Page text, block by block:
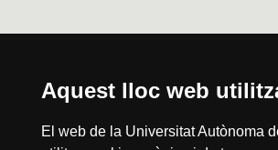
Aquest lloc web
El web de la Universitat Autònoma